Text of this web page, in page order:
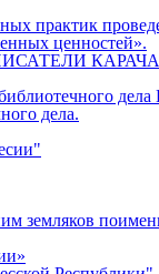
практик
ценностей».
дела
дела.
земляков